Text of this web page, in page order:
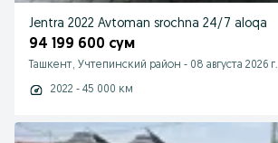
Jentra 2022 Avtoman srochna 24/7 aloqa
94 199 600 сум
Ташкент, Учтепинский район - 08 августа 2026 г.
2022 - 45 000 км